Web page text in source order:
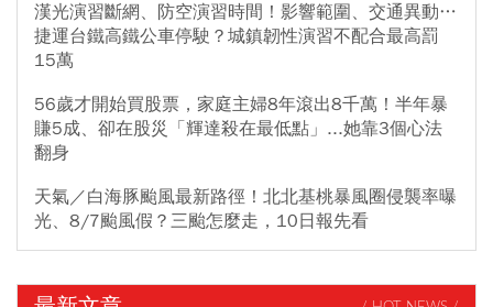
漢光演習斷網、防空演習時間！影響範圍、交通異動…
捷運台鐵高鐵公車停駛？城鎮韌性演習不配合最高罰
15萬
56歲才開始買股票，家庭主婦8年滾出8千萬！半年暴
賺5成、卻在股災「輝達殺在最低點」...她靠3個心法
翻身
天氣／白海豚颱風最新路徑！北北基桃暴風圈侵襲率曝
光、8/7颱風假？三颱怎麼走，10日報先看